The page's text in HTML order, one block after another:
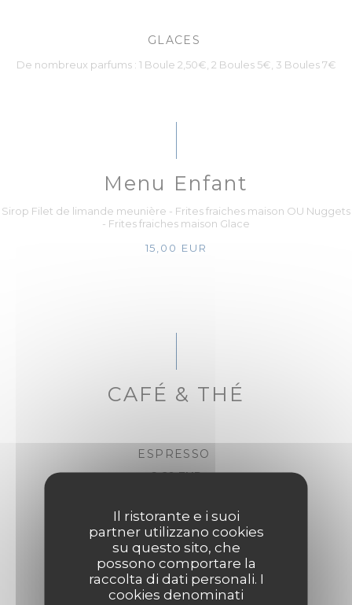
Il ristorante e i suoi
partner utilizzano cookies
su questo sito, che
possono comportare la
raccolta di dati personali. I
cookies denominati
GLACES
De nombreux parfums : 1 Boule 2,50€, 2 Boules 5€, 3 Boules 7€
Menu Enfant
Sirop Filet de limande meunière - Frites fraiches maison OU Nuggets
- Frites fraiches maison Glace
15,00 EUR
CAFÉ & THÉ
ESPRESSO
2,60 EUR
SÉLECTION DE THÉS ET TISANES
6,00 EUR